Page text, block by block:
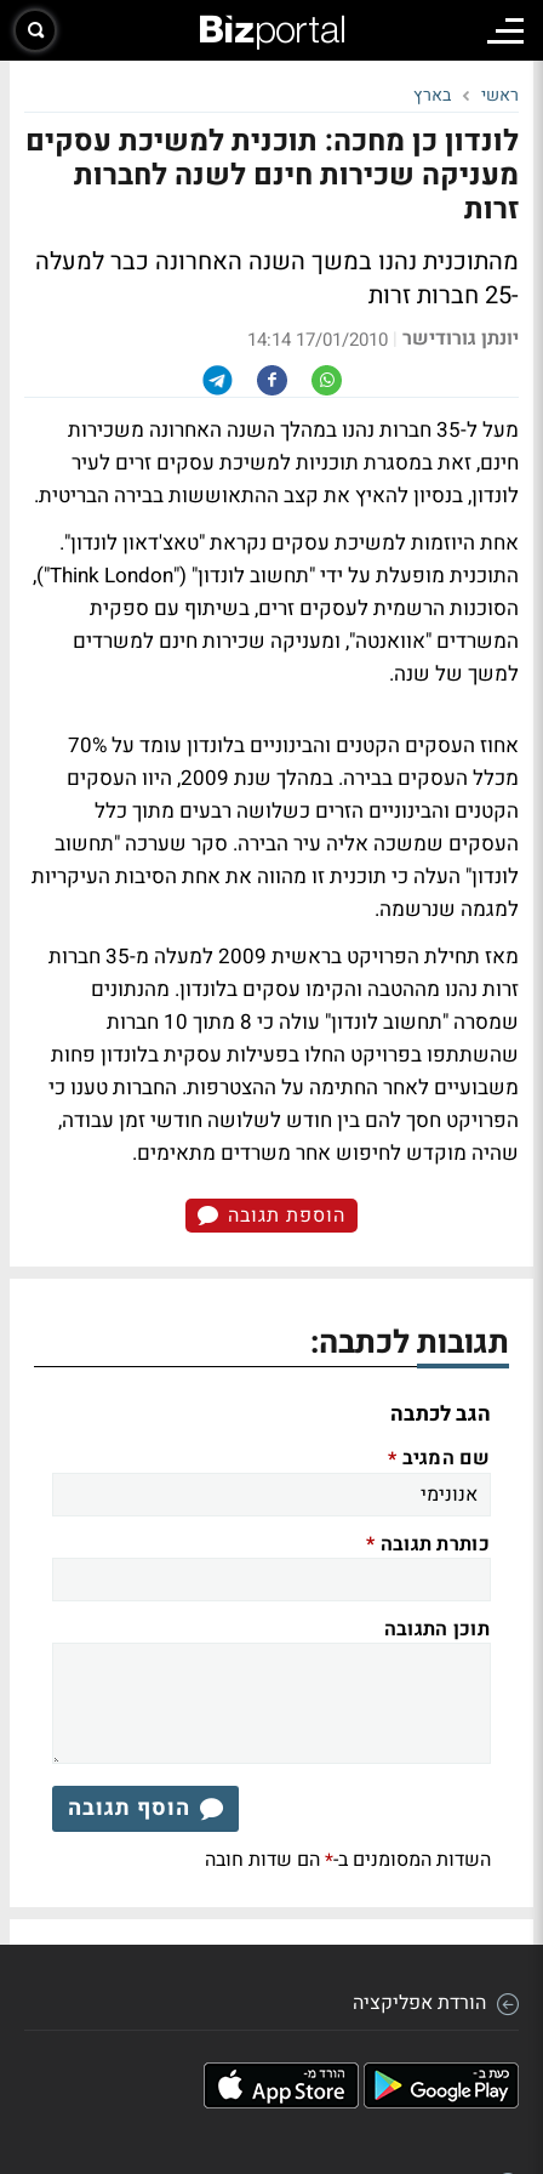
ראשי בארץ
לונדון כן מחכה: תוכנית למשיכת עסקים
מעניקה שכירות חינם לשנה לחברות
זרות
מהתוכנית נהנו במשך השנה האחרונה כבר למעלה
-25 חברות זרות
יונתן גורודישר |
17/01/2010 14:14
מעל ל-35 חברות נהנו במהלך השנה האחרונה משכירות
חינם, זאת במסגרת תוכניות למשיכת עסקים זרים לעיר
לונדון, בנסיון להאיץ את קצב ההתאוששות בבירה הבריטית.
אחת היוזמות למשיכת עסקים נקראת "טאצ'דאון לונדון".
התוכנית מופעלת על ידי "תחשוב לונדון" ("Think London"),
הסוכנות הרשמית לעסקים זרים, בשיתוף עם ספקית
המשרדים "אוואנטה", ומעניקה שכירות חינם למשרדים
למשך של שנה.
אחוז העסקים הקטנים והבינוניים בלונדון עומד על 70%
מכלל העסקים בבירה. במהלך שנת 2009, היוו העסקים
הקטנים והבינוניים הזרים כשלושה רבעים מתוך כלל
העסקים שמשכה אליה עיר הבירה. סקר שערכה "תחשוב
לונדון" העלה כי תוכנית זו מהווה את אחת הסיבות העיקריות
למגמה שנרשמה.
מאז תחילת הפרויקט בראשית 2009 למעלה מ-35 חברות
זרות נהנו מההטבה והקימו עסקים בלונדון. מהנתונים
שמסרה "תחשוב לונדון" עולה כי 8 מתוך 10 חברות
שהשתתפו בפרויקט החלו בפעילות עסקית בלונדון פחות
משבועיים לאחר החתימה על ההצטרפות. החברות טענו כי
הפרויקט חסך להם בין חודש לשלושה חודשי זמן עבודה,
שהיה מוקדש לחיפוש אחר משרדים מתאימים.
הוספת תגובה
תגובות לכתבה:
הגב לכתבה
שם המגיב *
כותרת תגובה *
תוכן התגובה
הוסף תגובה
השדות המסומנים ב-*הם שדות חובה
הורדת אפליקציה